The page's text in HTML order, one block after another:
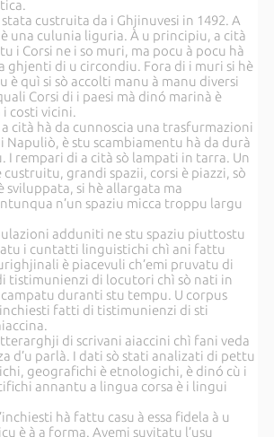
custruita da i Ghjinuvesi in 1492. A
una culunia liguria. À u principiu, a cità
i Corsi ne i so muri, ma pocu à pocu hà
ghjenti di u circondiu. Fora di i muri si hè
è quì si sò accolti manu à manu diversi
Corsi di i paesi mà dinó marinà è
costi vicini.
cità hà da cunnoscia una trasfurmazioni
Napuliò, è stu scambiamentu hà da durà
I rempari di a cità sò lampati in tarra. Un
grandi spazii, corsi è piazzi, sò
sviluppata, si hè allargata ma
n’un spaziu micca troppu largu
adduniti ne stu spaziu piuttostu
i cuntatti linguistichi chì ani fattu
è piacevuli ch’emi pruvatu di
tistimunienzi di locutori chì sò nati in
duranti stu tempu. U corpus
fatti di tistimunienzi di sti
di scrivani aiaccini chì fani veda
d’u parlà. I dati sò stati analizati di pettu
geografichi è etnologichi, è dinó cù i
annantu a lingua corsa è i lingui
hà fattu casu à essa fidela à u
è à a forma. Avemi suvitatu l’usu